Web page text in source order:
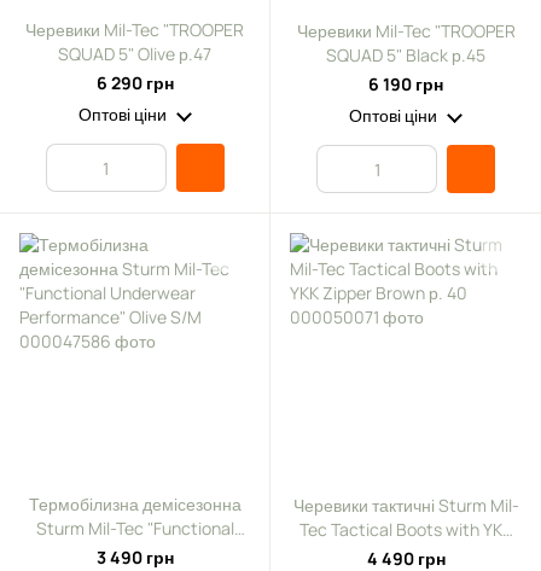
Черевики Mil-Tec "TROOPER
SQUAD 5" Olive р.47
6 290 грн
Оптові ціни
Черевики Mil-Tec "TROOPER
SQUAD 5" Black р.45
6 190 грн
Оптові ціни
Термобілизна демісезонна
Sturm Mil-Tec "Functional
Underwear Performance"
3 490 грн
Черевики тактичні Sturm Mil-
Tec Tactical Boots with YKK
Zipper Brown р. 40
4 490 грн